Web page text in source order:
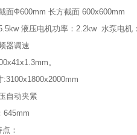
面Ф600mm 长方截面 600x600mm
液压电机功率：2.2kw 水泵电机
器调速
。
:3100x1800x2000mm
压自动夹紧
645mm
：